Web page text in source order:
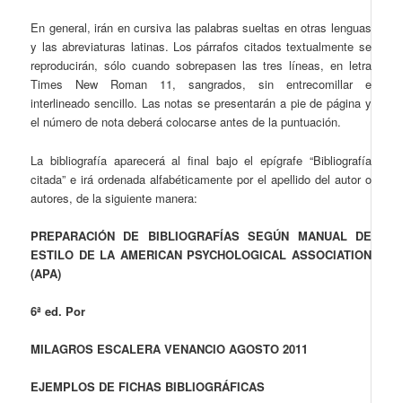
En general, irán en cursiva las palabras sueltas en otras lenguas
y las abreviaturas latinas. Los párrafos citados textualmente se
reproducirán, sólo cuando sobrepasen las tres líneas, en letra
Times New Roman 11, sangrados, sin entrecomillar e
interlineado sencillo. Las notas se presentarán a pie de página y
el número de nota deberá colocarse antes de la puntuación.
La bibliografía aparecerá al final bajo el epígrafe “Bibliografía
citada” e irá ordenada alfabéticamente por el apellido del autor o
autores, de la siguiente manera:
PREPARACIÓN DE BIBLIOGRAFÍAS SEGÚN MANUAL DE
ESTILO DE LA AMERICAN PSYCHOLOGICAL ASSOCIATION
(APA)
6ª ed. Por
MILAGROS ESCALERA VENANCIO AGOSTO 2011
EJEMPLOS DE FICHAS BIBLIOGRÁFICAS